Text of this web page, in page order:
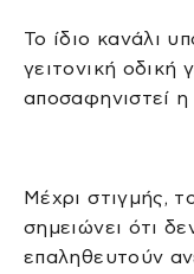
Το ίδιο κανάλι
γειτονική οδική
αποσαφηνιστεί
Μέχρι στιγμής,
σημειώνει ότι
επαληθευτούν